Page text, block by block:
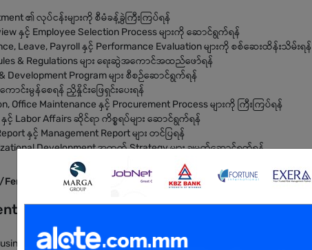
၏ လုပ်ငန်းများကို စီမံခန့်ခွဲကြီးကြပ်ရန်
နှင့် Employee Selection Process များကို ဆောင်ရွက်ရန်
Leave, Payroll နှင့် Performance Evaluation များကို စစ်ဆေးထိန်းသိမ်းရန်
& Regulations များ ရေးဆွဲအကောင်အထည်ဖော်ရန်
Development Program များ စီစဉ်ဆောင်ရွက်ရန်
ောင်းမွန်စေရန် ညှိနှိုင်းဖြေရှင်းပေးရန်
Office Maintenance နှင့် Procurement Process များကို ကြီးကြပ်ရန်
နှင့် Labor Affairs ဆိုင်ရာ ကိစ္စရပ်များ ဆောင်ရွက်ရန်
နှင့် Management Report များ တင်ပြရန်
Development အတွက် Strategy များ ချမှတ်ဆောင်ရွက်ရန်
Administration သို့မဟုတ် သက်ဆိုင်ရာ ဘွဲ့ရရှိပြီးသူ ဖြစ်ရမည်